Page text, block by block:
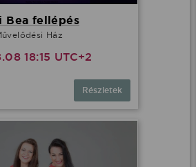
Bea fellépés
Ház
18:15 UTC+2
Részletek